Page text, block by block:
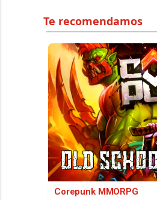
Corepunk MMORPG